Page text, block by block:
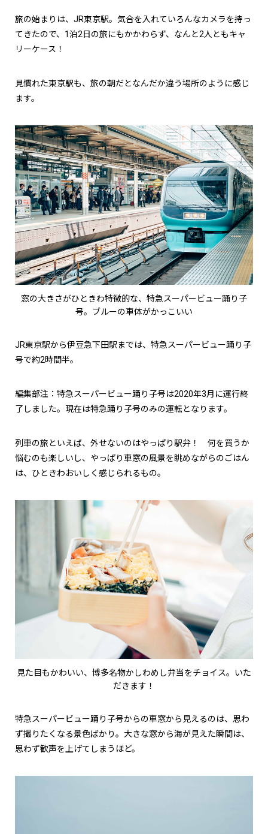
旅の始まりは、JR東京駅。気合を入れていろんなカメラを持っ
てきたので、1泊2日の旅にもかかわらず、なんと2人ともキャ
リーケース！
見慣れた東京駅も、旅の朝だとなんだか違う場所のように感じ
ます。
窓の大きさがひときわ特徴的な、特急スーパービュー踊り子
号。ブルーの車体がかっこいい
JR東京駅から伊豆急下田駅までは、特急スーパービュー踊り子
号で約2時間半。
編集部注：特急スーパービュー踊り子号は2020年3月に運行終
了しました。現在は特急踊り子号のみの運転となります。
列車の旅といえば、外せないのはやっぱり駅弁！ 何を買うか
悩むのも楽しいし、やっぱり車窓の風景を眺めながらのごはん
は、ひときわおいしく感じられるもの。
見た目もかわいい、博多名物かしわめし弁当をチョイス。いた
だきます！
特急スーパービュー踊り子号からの車窓から見えるのは、思わ
ず撮りたくなる景色ばかり。大きな窓から海が見えた瞬間は、
思わず歓声を上げてしまうほど。